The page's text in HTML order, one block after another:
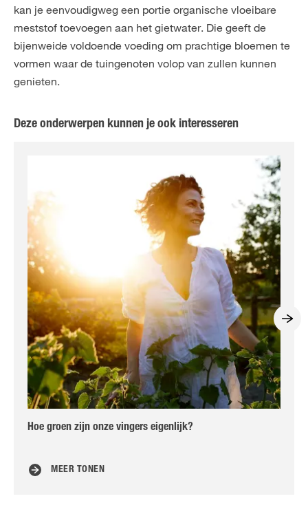
kan je eenvoudigweg een portie organische vloeibare
meststof toevoegen aan het gietwater. Die geeft de
bijenweide voldoende voeding om prachtige bloemen te
vormen waar de tuingenoten volop van zullen kunnen
genieten.
Deze onderwerpen kunnen je ook interesseren
Hoe groen zijn onze vingers eigenlijk?
MEER TONEN